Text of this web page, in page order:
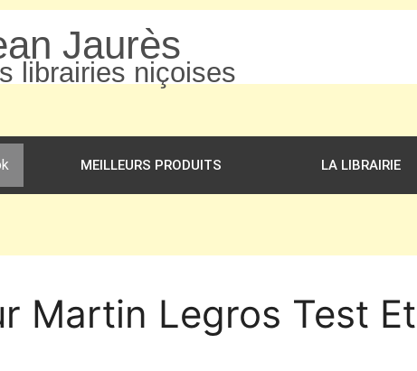
Jaurès
librairies niçoises
MEILLEURS PRODUITS LA LIBRAIRIE
Martin Legros Test Et